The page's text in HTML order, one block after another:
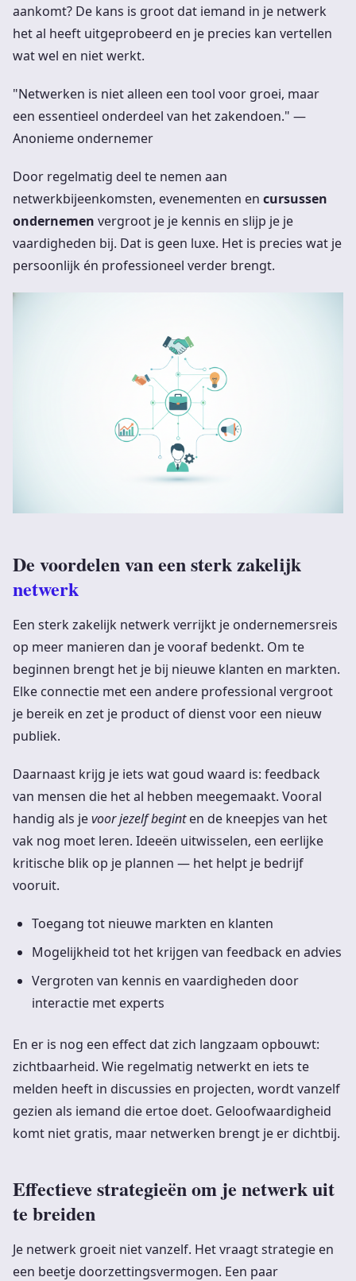
aankomt? De kans is groot dat iemand in je netwerk
het al heeft uitgeprobeerd en je precies kan vertellen
wat wel en niet werkt.
"Netwerken is niet alleen een tool voor groei, maar
een essentieel onderdeel van het zakendoen." —
Anonieme ondernemer
Door regelmatig deel te nemen aan
netwerkbijeenkomsten, evenementen en cursussen
ondernemen vergroot je je kennis en slijp je je
vaardigheden bij. Dat is geen luxe. Het is precies wat je
persoonlijk én professioneel verder brengt.
De voordelen van een sterk zakelijk
netwerk
Een sterk zakelijk netwerk verrijkt je ondernemersreis
op meer manieren dan je vooraf bedenkt. Om te
beginnen brengt het je bij nieuwe klanten en markten.
Elke connectie met een andere professional vergroot
je bereik en zet je product of dienst voor een nieuw
publiek.
Daarnaast krijg je iets wat goud waard is: feedback
van mensen die het al hebben meegemaakt. Vooral
handig als jevoor jezelf beginten de kneepjes van het
vak nog moet leren. Ideeën uitwisselen, een eerlijke
kritische blik op je plannen — het helpt je bedrijf
vooruit.
Toegang tot nieuwe markten en klanten
Mogelijkheid tot het krijgen van feedback en advies
Vergroten van kennis en vaardigheden door
interactie met experts
En er is nog een effect dat zich langzaam opbouwt:
zichtbaarheid. Wie regelmatig netwerkt en iets te
melden heeft in discussies en projecten, wordt vanzelf
gezien als iemand die ertoe doet. Geloofwaardigheid
komt niet gratis, maar netwerken brengt je er dichtbij.
Effectieve strategieën om je netwerk uit
te breiden
Je netwerk groeit niet vanzelf. Het vraagt strategie en
een beetje doorzettingsvermogen. Een paar